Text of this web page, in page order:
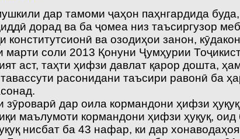
дар тамоми ҷаҳон паҳнгардида
дорад ва ба ҷомеа низ таъсиргузор
конститутсионӣ ва озодиҳои занон,
соли 2013 Қонуни Ҷумҳурии
аст, таҳти ҳифзи давлат қарор дошта,
расонидани таъсири равонӣ ба
зӯроварӣ дар оила кормандони ҳифзи
маълумоти кормандони ҳифзи ҳуқуқ,
нисбат ба 43 нафар, ки дар